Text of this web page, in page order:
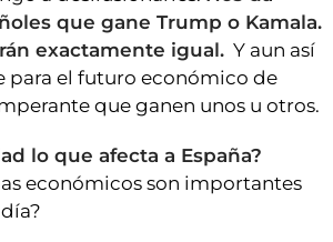
que gane Trump o Kamala.
exactamente igual. Y aun así
para el futuro económico de
que ganen unos u otros.
lo que afecta a España?
económicos son importantes